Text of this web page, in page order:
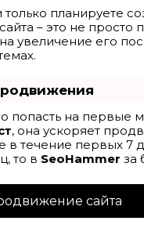
планируете
– это не просто
увеличение его
попасть на первые
, она ускоряет
в течение первых 7
то в SeoHammer за
сайта